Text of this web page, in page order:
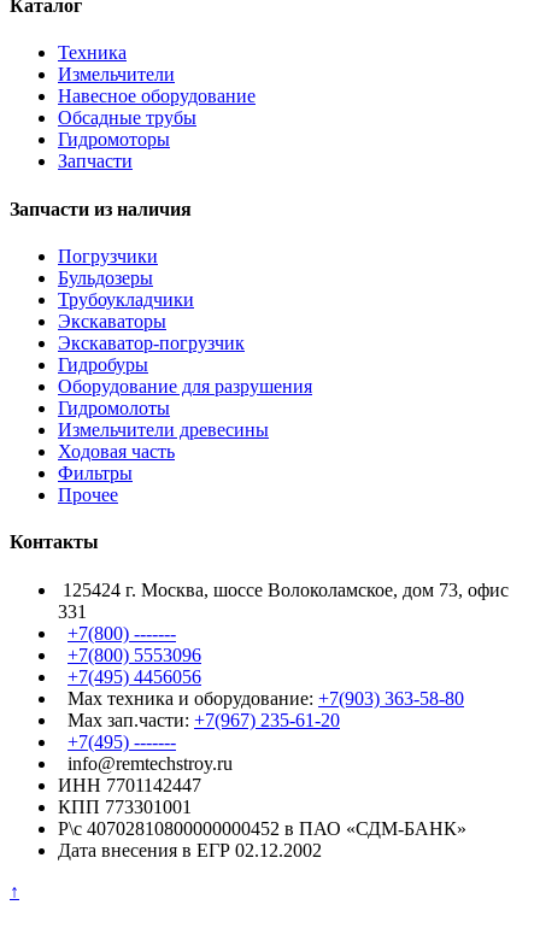
Каталог
Техника
Измельчители
Навесное оборудование
Обсадные трубы
Гидромоторы
Запчасти
Запчасти из наличия
Погрузчики
Бульдозеры
Трубоукладчики
Экскаваторы
Экскаватор-погрузчик
Гидробуры
Оборудование для разрушения
Гидромолоты
Измельчители древесины
Ходовая часть
Фильтры
Прочее
Контакты
125424 г. Москва, шоссе Волоколамское, дом 73, офис
331
+7(800) -------
+7(800) 5553096
+7(495) 4456056
Max техника и оборудование: +7(903) 363-58-80
Max зап.части: +7(967) 235-61-20
+7(495) -------
info@remtechstroy.ru
ИНН 7701142447
КПП 773301001
Р\с 40702810800000000452 в ПАО «СДМ-БАНК»
Дата внесения в ЕГР 02.12.2002
↑